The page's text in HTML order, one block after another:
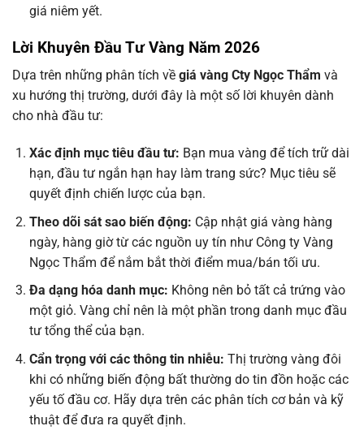
giá niêm yết.
Lời Khuyên Đầu Tư Vàng Năm 2026
Dựa trên những phân tích về giá vàng Cty Ngọc Thẩm và
xu hướng thị trường, dưới đây là một số lời khuyên dành
cho nhà đầu tư:
Xác định mục tiêu đầu tư: Bạn mua vàng để tích trữ dài
hạn, đầu tư ngắn hạn hay làm trang sức? Mục tiêu sẽ
quyết định chiến lược của bạn.
Theo dõi sát sao biến động: Cập nhật giá vàng hàng
ngày, hàng giờ từ các nguồn uy tín như Công ty Vàng
Ngọc Thẩm để nắm bắt thời điểm mua/bán tối ưu.
Đa dạng hóa danh mục: Không nên bỏ tất cả trứng vào
một giỏ. Vàng chỉ nên là một phần trong danh mục đầu
tư tổng thể của bạn.
Cẩn trọng với các thông tin nhiễu: Thị trường vàng đôi
khi có những biến động bất thường do tin đồn hoặc các
yếu tố đầu cơ. Hãy dựa trên các phân tích cơ bản và kỹ
thuật để đưa ra quyết định.